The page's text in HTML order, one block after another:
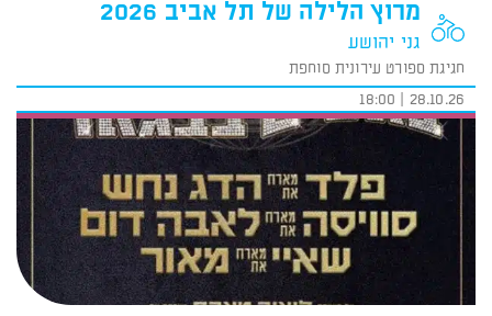
מרוץ הלילה של תל אביב 2026
גני יהושע
חגיגת ספורט עירונית סוחפת
28.10.26 | 18:00